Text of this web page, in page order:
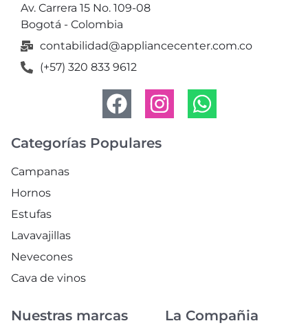
Av. Carrera 15 No. 109-08
Bogotá - Colombia
contabilidad@appliancecenter.com.co
(+57) 320 833 9612
Categorías Populares
Campanas
Hornos
Estufas
Lavavajillas
Nevecones
Cava de vinos
Nuestras marcas La Compañia